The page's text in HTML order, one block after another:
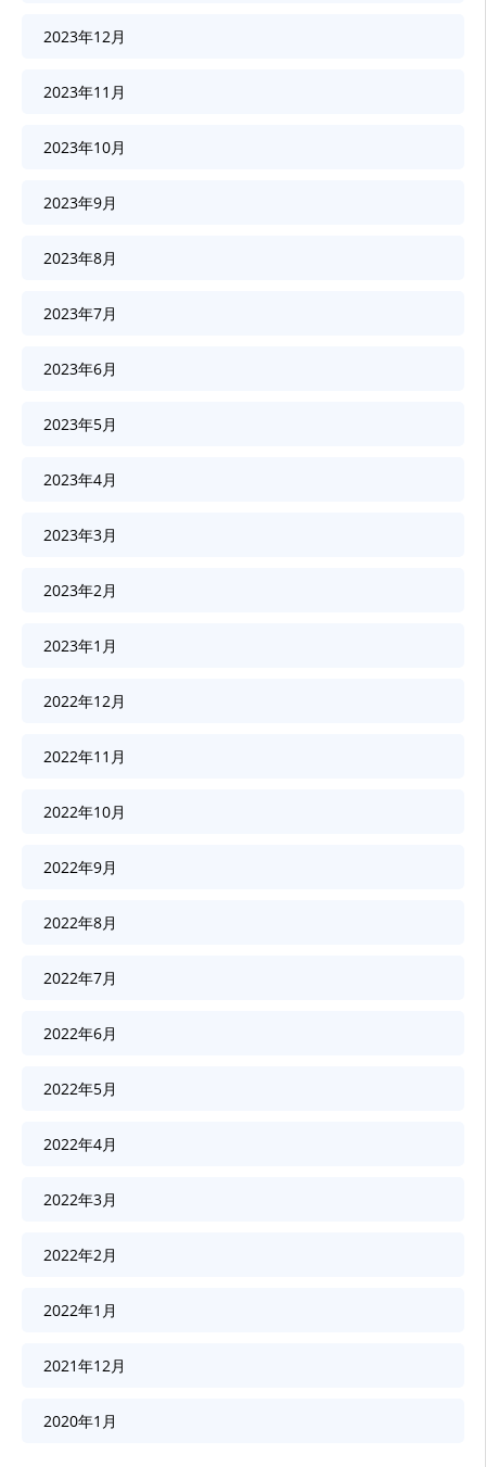
2023年12月
2023年11月
2023年10月
2023年9月
2023年8月
2023年7月
2023年6月
2023年5月
2023年4月
2023年3月
2023年2月
2023年1月
2022年12月
2022年11月
2022年10月
2022年9月
2022年8月
2022年7月
2022年6月
2022年5月
2022年4月
2022年3月
2022年2月
2022年1月
2021年12月
2020年1月